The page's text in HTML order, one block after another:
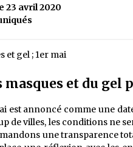
23 avril 2020
et gel ; 1er mai
masques et du gel
est annoncé comme une
de villes, les conditions ne
une transparence